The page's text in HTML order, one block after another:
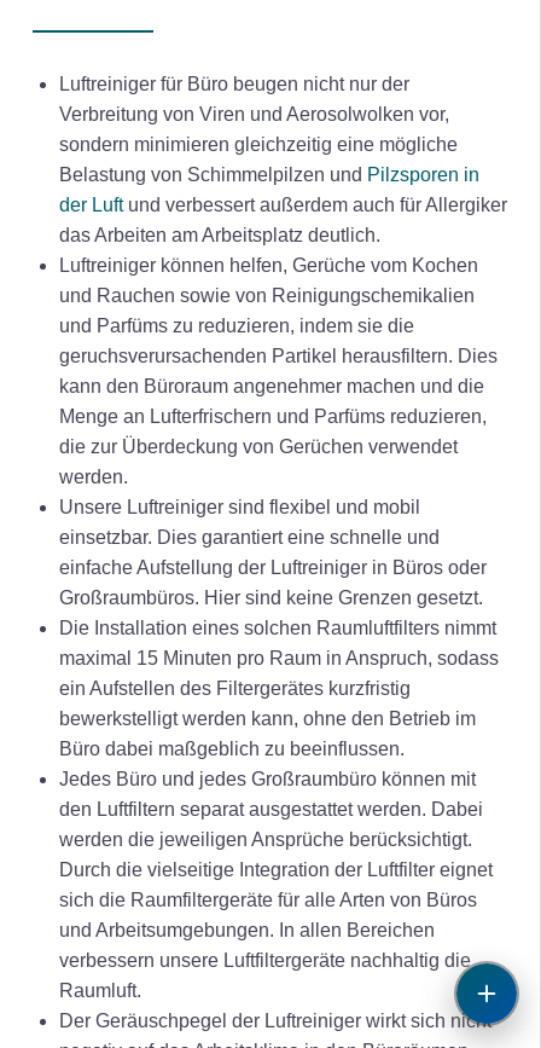
Luftreiniger für Büro beugen nicht nur der
Verbreitung von Viren und Aerosolwolken vor,
sondern minimieren gleichzeitig eine mögliche
Belastung von Schimmelpilzen und Pilzsporen in
der Luftund verbessert außerdem auch für Allergiker
das Arbeiten am Arbeitsplatz deutlich.
Luftreiniger können helfen, Gerüche vom Kochen
und Rauchen sowie von Reinigungschemikalien
und Parfüms zu reduzieren, indem sie die
geruchsverursachenden Partikel herausfiltern. Dies
kann den Büroraum angenehmer machen und die
Menge an Lufterfrischern und Parfüms reduzieren,
die zur Überdeckung von Gerüchen verwendet
werden.
Unsere Luftreiniger sind flexibel und mobil
einsetzbar. Dies garantiert eine schnelle und
einfache Aufstellung der Luftreiniger in Büros oder
Großraumbüros. Hier sind keine Grenzen gesetzt.
Die Installation eines solchen Raumluftfilters nimmt
maximal 15 Minuten pro Raum in Anspruch, sodass
ein Aufstellen des Filtergerätes kurzfristig
bewerkstelligt werden kann, ohne den Betrieb im
Büro dabei maßgeblich zu beeinflussen.
Jedes Büro und jedes Großraumbüro können mit
den Luftfiltern separat ausgestattet werden. Dabei
werden die jeweiligen Ansprüche berücksichtigt.
Durch die vielseitige Integration der Luftfilter eignet
sich die Raumfiltergeräte für alle Arten von Büros
und Arbeitsumgebungen. In allen Bereichen
verbessern unsere Luftfiltergeräte nachhaltig die
Raumluft.
Der Geräuschpegel der Luftreiniger wirkt sich nicht